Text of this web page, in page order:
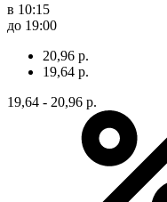
в 10:15
до 19:00
20,96 р.
19,64 р.
19,64 - 20,96 р.